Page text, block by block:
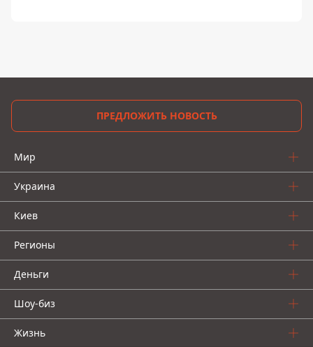
ПРЕДЛОЖИТЬ НОВОСТЬ
Мир
Украина
Киев
Регионы
Деньги
Шоу-биз
Жизнь